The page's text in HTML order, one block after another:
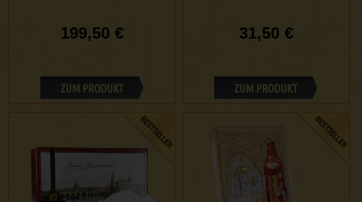
199,50 €
ZUM PRODUKT
31,50 €
ZUM PRODUKT